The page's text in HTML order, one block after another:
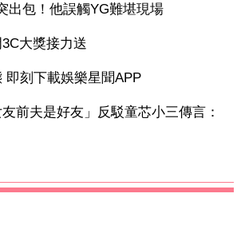
出包！他誤觸YG難堪現場
大獎接力送
即刻下載娛樂星聞APP
前夫是好友」反駁童芯小三傳言：